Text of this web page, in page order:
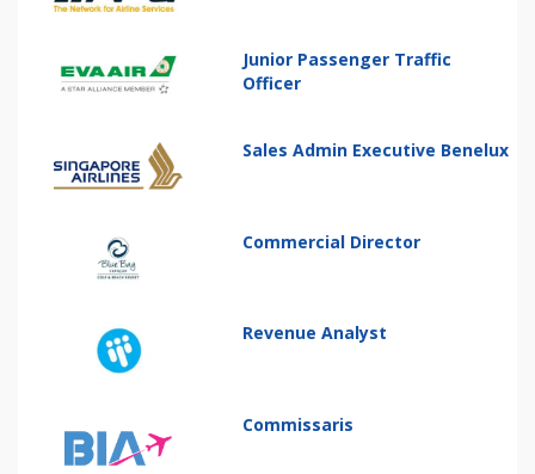
Junior Passenger Traffic
Officer
Sales Admin Executive Benelux
Commercial Director
Revenue Analyst
Commissaris